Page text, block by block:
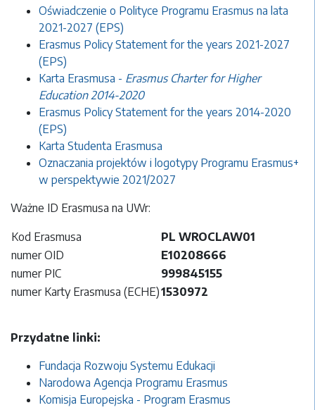
Oświadczenie o Polityce Programu Erasmus na lata
2021-2027 (EPS)
Erasmus Policy Statement for the years 2021-2027
(EPS)
Karta Erasmusa - Erasmus Charter for Higher
Education 2014-2020
Erasmus Policy Statement for the years 2014-2020
(EPS)
Karta Studenta Erasmusa
Oznaczania projektów i logotypy Programu Erasmus+
w perspektywie 2021/2027
Ważne ID Erasmusa na UWr:
Kod Erasmusa
PL WROCLAW01
numer OID
E10208666
numer PIC
999845155
numer Karty Erasmusa (ECHE)1530972
Przydatne linki:
Fundacja Rozwoju Systemu Edukacji
Narodowa Agencja Programu Erasmus
Komisja Europejska - Program Erasmus